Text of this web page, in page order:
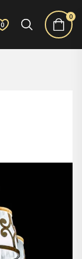
0
0